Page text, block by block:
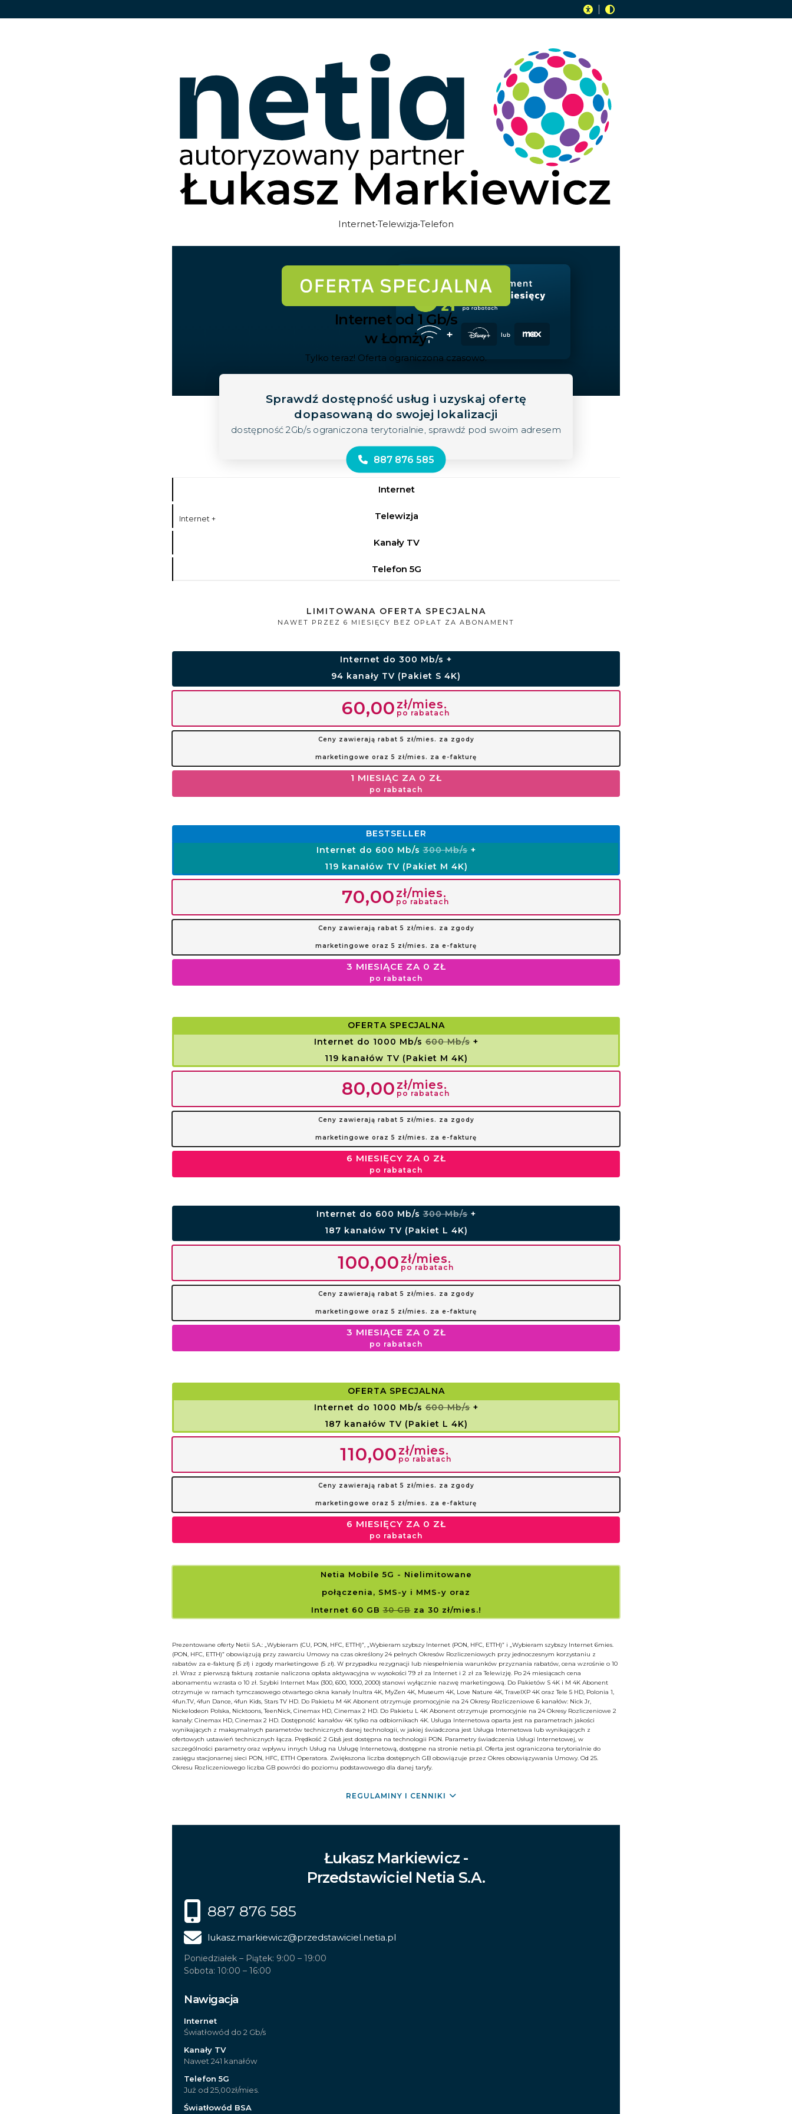
Internet•Telewizja•Telefon
Internet od 1 Gb/s
w Łomży
Tylko teraz! Oferta ograniczona czasowo.
Sprawdź dostępność usług i uzyskaj ofertę
dopasowaną do swojej lokalizacji
dostępność 2Gb/s ograniczona terytorialnie, sprawdź pod swoim adresem
887 876 585
Internet
Internet + Telewizja
Kanały TV
Telefon 5G
LIMITOWANA OFERTA SPECJALNA
NAWET PRZEZ 6 MIESIĘCY BEZ OPŁAT ZA ABONAMENT
Internet do 300 Mb/s +
94 kanały TV (Pakiet S 4K)
60,00 zł/mies.
po rabatach
Ceny zawierają rabat 5 zł/mies. za zgody
marketingowe oraz 5 zł/mies. za e-fakturę
1 MIESIĄC ZA 0 ZŁ
po rabatach
BESTSELLER
Internet do 600 Mb/s300 Mb/s+
119 kanałów TV (Pakiet M 4K)
70,00 zł/mies.
po rabatach
Ceny zawierają rabat 5 zł/mies. za zgody
marketingowe oraz 5 zł/mies. za e-fakturę
3 MIESIĄCE ZA 0 ZŁ
po rabatach
OFERTA SPECJALNA
Internet do 1000 Mb/s600 Mb/s+
119 kanałów TV (Pakiet M 4K)
80,00 zł/mies.
po rabatach
Ceny zawierają rabat 5 zł/mies. za zgody
marketingowe oraz 5 zł/mies. za e-fakturę
6 MIESIĘCY ZA 0 ZŁ
po rabatach
Internet do 600 Mb/s300 Mb/s+
187 kanałów TV (Pakiet L 4K)
100,00 zł/mies.
po rabatach
Ceny zawierają rabat 5 zł/mies. za zgody
marketingowe oraz 5 zł/mies. za e-fakturę
3 MIESIĄCE ZA 0 ZŁ
po rabatach
OFERTA SPECJALNA
Internet do 1000 Mb/s600 Mb/s+
187 kanałów TV (Pakiet L 4K)
110,00 zł/mies.
po rabatach
Ceny zawierają rabat 5 zł/mies. za zgody
marketingowe oraz 5 zł/mies. za e-fakturę
6 MIESIĘCY ZA 0 ZŁ
po rabatach
Netia Mobile 5G - Nielimitowane
połączenia, SMS-y i MMS-y oraz
Internet 60 GB30 GBza 30 zł/mies.!
Prezentowane oferty Netii S.A.: „Wybieram (CU, PON, HFC, ETTH)”, „Wybieram szybszy Internet (PON, HFC, ETTH)” i „Wybieram szybszy Internet 6mies.
(PON, HFC, ETTH)” obowiązują przy zawarciu Umowy na czas określony 24 pełnych Okresów Rozliczeniowych przy jednoczesnym korzystaniu z
rabatów za e-fakturę (5 zł) i zgody marketingowe (5 zł). W przypadku rezygnacji lub niespełnienia warunków przyznania rabatów, cena wzrośnie o 10
zł. Wraz z pierwszą fakturą zostanie naliczona opłata aktywacyjna w wysokości 79 zł za Internet i 2 zł za Telewizję. Po 24 miesiącach cena
abonamentu wzrasta o 10 zł. Szybki Internet Max (300, 600, 1000, 2000) stanowi wyłącznie nazwę marketingową. Do Pakietów S 4K i M 4K Abonent
otrzymuje w ramach tymczasowego otwartego okna kanały Inultra 4K, MyZen 4K, Museum 4K, Love Nature 4K, TravelXP 4K oraz Tele 5 HD, Polonia 1,
4fun.TV, 4fun Dance, 4fun Kids, Stars TV HD. Do Pakietu M 4K Abonent otrzymuje promocyjnie na 24 Okresy Rozliczeniowe 6 kanałów: Nick Jr,
Nickelodeon Polska, Nicktoons, TeenNick, Cinemax HD, Cinemax 2 HD. Do Pakietu L 4K Abonent otrzymuje promocyjnie na 24 Okresy Rozliczeniowe 2
kanały: Cinemax HD, Cinemax 2 HD. Dostępność kanałów 4K tylko na odbiornikach 4K. Usługa Internetowa oparta jest na parametrach jakości
wynikających z maksymalnych parametrów technicznych danej technologii, w jakiej świadczona jest Usługa Internetowa lub wynikających z
ofertowych ustawień technicznych łącza. Prędkość 2 Gb/s jest dostępna na technologii PON. Parametry świadczenia Usługi Internetowej, w
szczególności parametry oraz wpływu innych Usług na Usługę Internetową, dostępne na stronie netia.pl. Oferta jest ograniczona terytorialnie do
zasięgu stacjonarnej sieci PON, HFC, ETTH Operatora. Zwiększona liczba dostępnych GB obowiązuje przez Okres obowiązywania Umowy. Od 25.
Okresu Rozliczeniowego liczba GB powróci do poziomu podstawowego dla danej taryfy.
REGULAMINY I CENNIKI
Łukasz Markiewicz -
Przedstawiciel Netia S.A.
887 876 585
lukasz.markiewicz@przedstawiciel.netia.pl
Poniedziałek – Piątek: 9:00 – 19:00
Sobota: 10:00 – 16:00
Nawigacja
Internet
Światłowód do 2 Gb/s
Kanały TV
Nawet 241 kanałów
Telefon 5G
Już od 25,00zł/mies.
Światłowód BSA